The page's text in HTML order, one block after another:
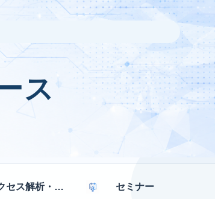
ス
アクセス解析・効果測定 セミナー